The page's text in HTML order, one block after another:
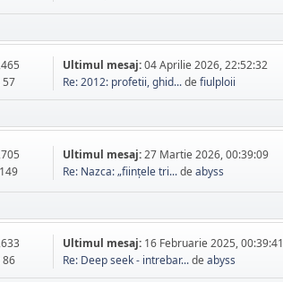
57
Ultimul mesaj:04 Aprilie 2026, 22:52:32
Re: 2012: profetii, ghid...defiulploii
Ultimul mesaj:27 Martie 2026, 00:39:09
Re: Nazca: „ființele tri...deabyss
86
Ultimul mesaj: 16 Februarie 2025, 00:39:41
Re: Deep seek - intrebar...deabyss